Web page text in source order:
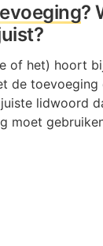
?
of het) hoort
de toevoeging
lidwoord
moet